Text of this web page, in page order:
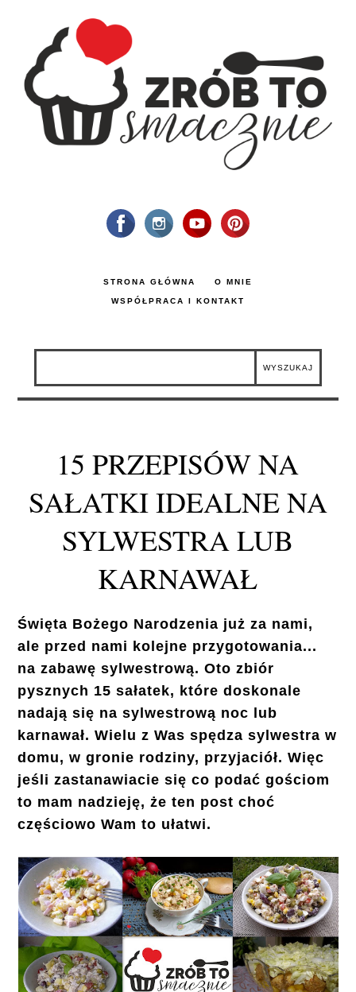
STRONA GŁÓWNA O MNIE
WSPÓŁPRACA I KONTAKT
15 PRZEPISÓW NA
SAŁATKI IDEALNE NA
SYLWESTRA LUB
KARNAWAŁ
Święta Bożego Narodzenia już za nami,
ale przed nami kolejne przygotowania...
na zabawę sylwestrową. Oto zbiór
pysznych 15 sałatek, które doskonale
nadają się na sylwestrową noc lub
karnawał. Wielu z Was spędza sylwestra w
domu, w gronie rodziny, przyjaciół. Więc
jeśli zastanawiacie się co podać gościom
to mam nadzieję, że ten post choć
częściowo Wam to ułatwi.